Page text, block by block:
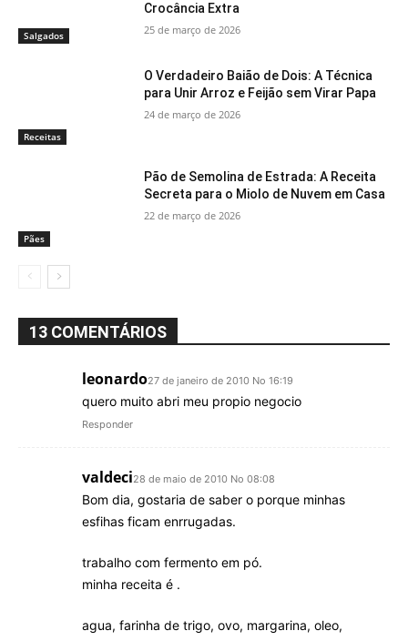
Salgados
Crocância Extra
25 de março de 2026
Receitas
O Verdadeiro Baião de Dois: A Técnica
para Unir Arroz e Feijão sem Virar Papa
24 de março de 2026
Pães
Pão de Semolina de Estrada: A Receita
Secreta para o Miolo de Nuvem em Casa
22 de março de 2026
13 COMENTÁRIOS
leonardo27 de janeiro de 2010 No 16:19
quero muito abri meu propio negocio
Responder
valdeci28 de maio de 2010 No 08:08
Bom dia, gostaria de saber o porque minhas
esfihas ficam enrrugadas.
trabalho com fermento em pó.
minha receita é .
agua, farinha de trigo, ovo, margarina, oleo,